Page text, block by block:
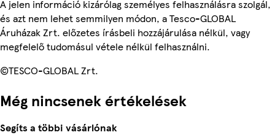
A jelen információ kizárólag személyes felhasználásra szolgál,
és azt nem lehet semmilyen módon, a Tesco-GLOBAL
Áruházak Zrt. előzetes írásbeli hozzájárulása nélkül, vagy
megfelelő tudomásul vétele nélkül felhasználni.
©TESCO-GLOBAL Zrt.
Még nincsenek értékelések
Segíts a többi vásárlónak